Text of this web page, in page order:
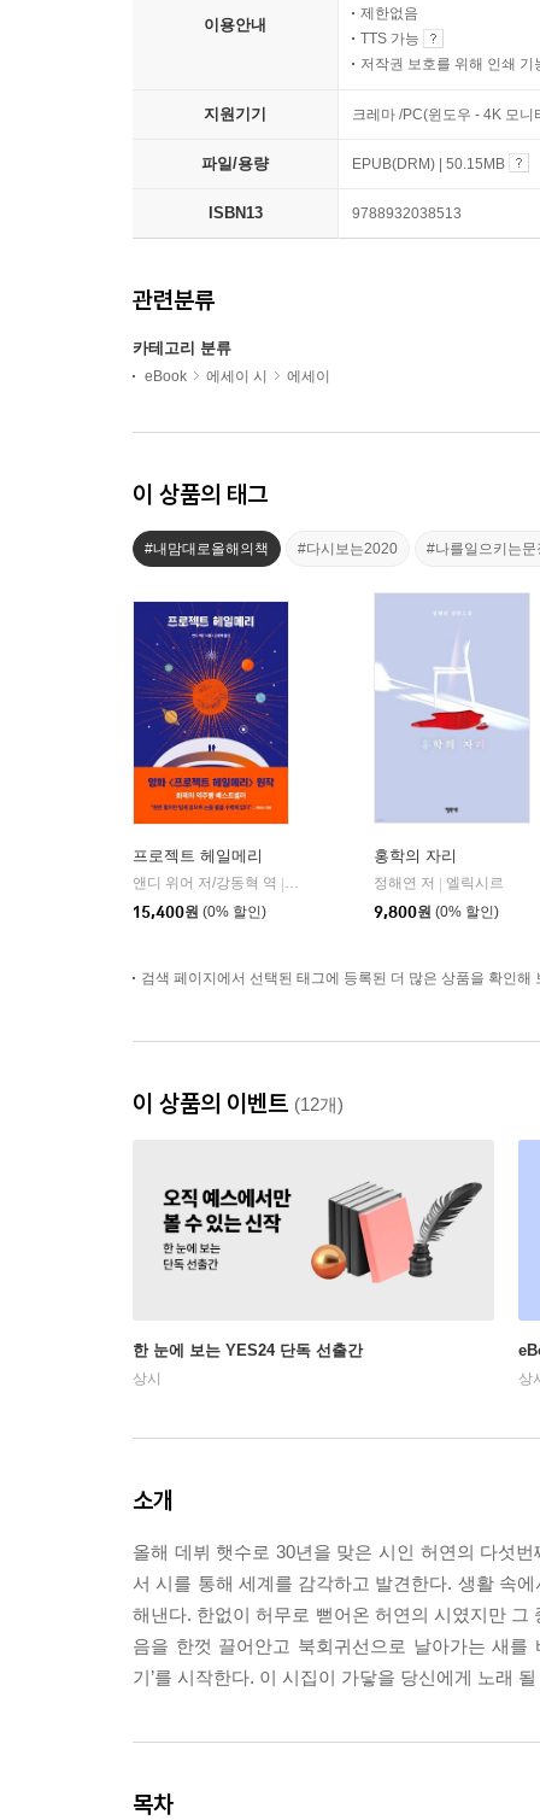
이용안내
제한없음
TTS 가능
저작권 보호를 위해 인쇄 기
지원기기 크레마 /PC(윈도우 - 4K 모
파일/용량 EPUB(DRM) | 50.15MB
ISBN13 9788932038513
관련분류
카테고리 분류
eBook 에세이 시 에세이
이 상품의 태그
#내맘대로올해의책 #다시보는2020 #나를일으키는문
프로젝트 헤일메리
앤디 위어 저/강동혁 역 |
알에이치코리아(RHK)
15,400원 (0% 할인)
홍학의 자리
정해연 저 | 엘릭시르
9,800원 (0% 할인)
검색 페이지에서 선택된 태그에 등록된 더 많은 상품을 확인해
이 상품의 이벤트 (12개)
한 눈에 보는 YES24 단독 선출간
상시 상
소개
올해 데뷔 햇수로 30년을 맞은 시인 허연의 다섯
서 시를 통해 세계를 감각하고 발견한다. 생활 속
해낸다. 한없이 허무로 뻗어온 허연의 시였지만
음을 한껏 끌어안고 북회귀선으로 날아가는 새
기’를 시작한다. 이 시집이 가닿을 당신에게 노래
목차